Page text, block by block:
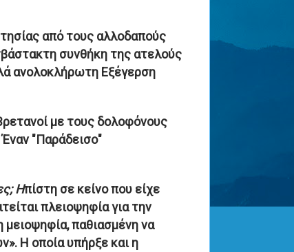
από τους αλλοδαπούς
συνθήκη της ατελούς
ανολοκλήρωτη Εξέγερση
με τους δολοφόνους
"Παράδεισο"
Ηπίστη σε κείνο που είχε
πλειοψηφία για την
μειοψηφία, παθιασμένη να
Η οποία υπήρξε και η